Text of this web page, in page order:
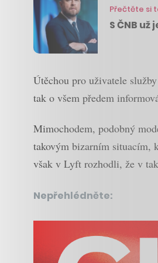
Přečtěte si
S ČNB
Útěchou pro uživatele
tak o všem předem
Mimochodem, podobný
takovým bizarním situacím,
však v Lyft rozhodli, že v
Nepřehlédněte: